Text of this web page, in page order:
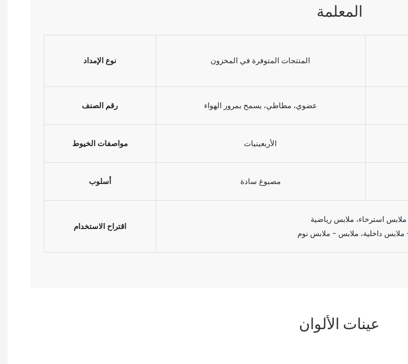
المعلمة
نوع الإمداد المنتجات المتوفرة في المخزون
رقم الصنف عضوي، مطاطي، يسمح بمرور الهواء
مواصفات الخيوط الأربعينيات
أسلوب مصبوغ سادة
اقتراح الاستخدام
استرخاء، ملابس رياضية
داخلية، ملابس - ملابس نوم
عينات الألوان